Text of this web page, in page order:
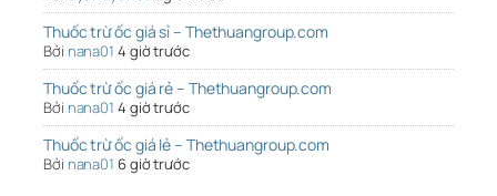
Thuốc trừ ốc giá sỉ – Thethuangroup.com
Bởi nana01 4 giờ trước
Thuốc trừ ốc giá rẻ – Thethuangroup.com
Bởi nana01 4 giờ trước
Thuốc trừ ốc giá lẻ – Thethuangroup.com
Bởi nana01 6 giờ trước